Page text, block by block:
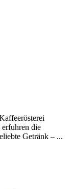
die
Getränk – ...